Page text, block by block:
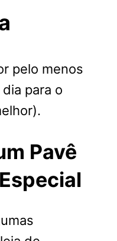
pelo menos
para o
Pavê